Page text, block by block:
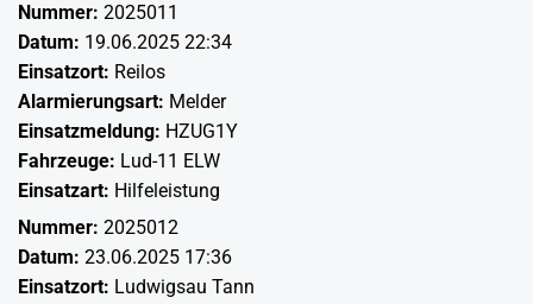
Nummer: 2025011
Datum: 19.06.2025 22:34
Einsatzort: Reilos
Alarmierungsart: Melder
Einsatzmeldung: HZUG1Y
Fahrzeuge: Lud-11 ELW
Einsatzart: Hilfeleistung
Nummer: 2025012
Datum: 23.06.2025 17:36
Einsatzort: Ludwigsau Tann